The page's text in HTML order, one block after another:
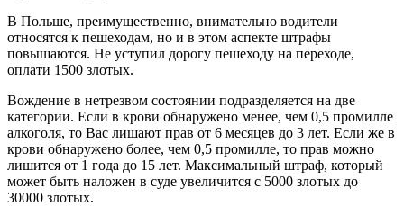
В Польше, преимущественно, внимательно водители
относятся к пешеходам, но и в этом аспекте штрафы
повышаются. Не уступил дорогу пешеходу на переходе,
оплати 1500 злотых.
Вождение в нетрезвом состоянии подразделяется на две
категории. Если в крови обнаружено менее, чем 0,5 промилле
алкоголя, то Вас лишают прав от 6 месяцев до 3 лет. Если же в
крови обнаружено более, чем 0,5 промилле, то прав можно
лишится от 1 года до 15 лет. Максимальный штраф, который
может быть наложен в суде увеличится с 5000 злотых до
30000 злотых.